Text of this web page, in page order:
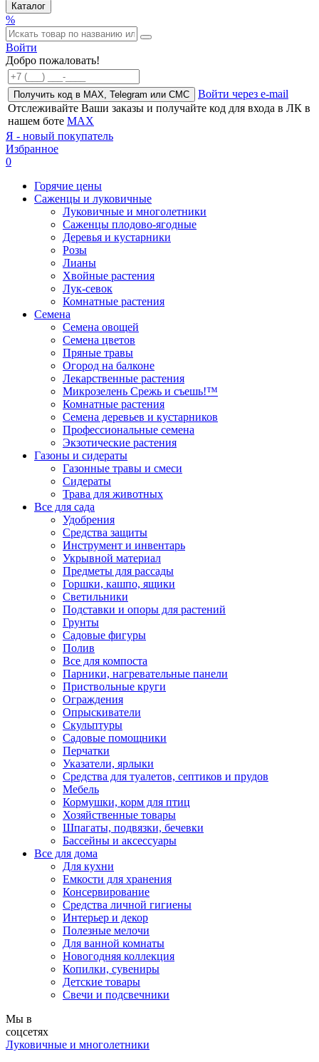
Каталог
%
Войти
Добро пожаловать!
Получить код в MAX, Telegram или СМС
Войти через e-mail
Отслеживайте Ваши заказы и получайте код для входа в ЛК в
нашем боте MAX
Я - новый покупатель
Избранное
0
Горячие цены
Саженцы и луковичные
Луковичные и многолетники
Саженцы плодово-ягодные
Деревья и кустарники
Розы
Лианы
Хвойные растения
Лук-севок
Комнатные растения
Семена
Семена овощей
Семена цветов
Пряные травы
Огород на балконе
Лекарственные растения
Микрозелень Срежь и съешь!™
Комнатные растения
Семена деревьев и кустарников
Профессиональные семена
Экзотические растения
Газоны и сидераты
Газонные травы и смеси
Сидераты
Трава для животных
Все для сада
Удобрения
Средства защиты
Инструмент и инвентарь
Укрывной материал
Предметы для рассады
Горшки, кашпо, ящики
Светильники
Подставки и опоры для растений
Грунты
Садовые фигуры
Полив
Все для компоста
Парники, нагревательные панели
Приствольные круги
Ограждения
Опрыскиватели
Скульптуры
Садовые помощники
Перчатки
Указатели, ярлыки
Средства для туалетов, септиков и прудов
Мебель
Кормушки, корм для птиц
Хозяйственные товары
Шпагаты, подвязки, бечевки
Бассейны и аксессуары
Все для дома
Для кухни
Емкости для хранения
Консервирование
Средства личной гигиены
Интерьер и декор
Полезные мелочи
Для ванной комнаты
Новогодняя коллекция
Копилки, сувениры
Детские товары
Свечи и подсвечники
Мы в
соцсетях
Луковичные и многолетники